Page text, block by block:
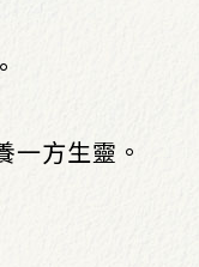
一方生靈。